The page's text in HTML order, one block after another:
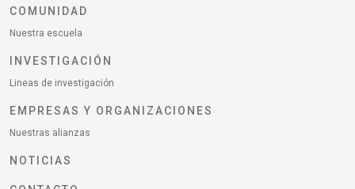
COMUNIDAD
Nuestra escuela
INVESTIGACIÓN
Lineas de investigación
EMPRESAS Y ORGANIZACIONES
Nuestras alianzas
NOTICIAS